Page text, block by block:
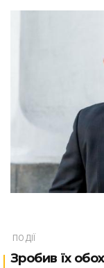
ПОДІЇ
Зробив їх